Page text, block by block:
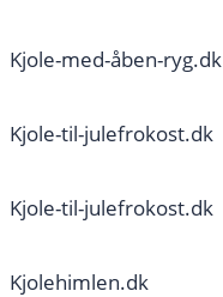
Kjole-med-åben-ryg.dk
Kjole-til-julefrokost.dk
Kjole-til-julefrokost.dk
Kjolehimlen.dk